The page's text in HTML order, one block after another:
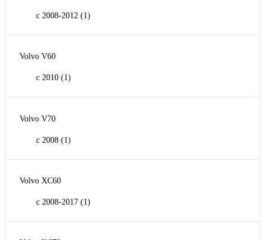
с 2008-2012 (1)
Volvo V60
с 2010 (1)
Volvo V70
с 2008 (1)
Volvo XC60
с 2008-2017 (1)